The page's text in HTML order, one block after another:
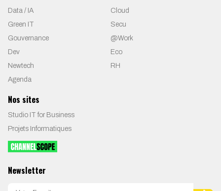
Data / IA
Cloud
Green IT
Secu
Gouvernance
@Work
Dev
Eco
Newtech
RH
Agenda
Nos sites
Studio IT for Business
Projets Informatiques
Newsletter